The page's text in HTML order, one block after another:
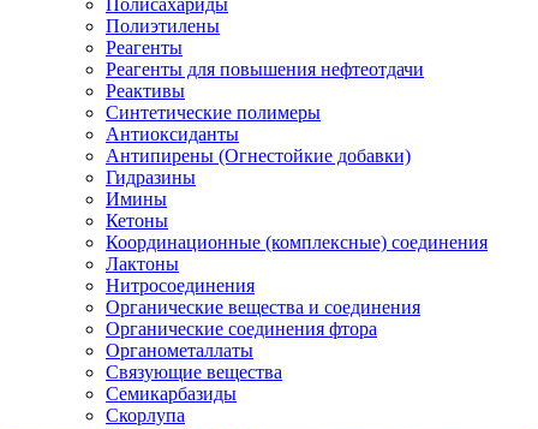
Полисахариды
Полиэтилены
Реагенты
Реагенты для повышения нефтеотдачи
Реактивы
Синтетические полимеры
Антиоксиданты
Антипирены (Огнестойкие добавки)
Гидразины
Имины
Кетоны
Координационные (комплексные) соединения
Лактоны
Нитросоединения
Органические вещества и соединения
Органические соединения фтора
Органометаллаты
Связующие вещества
Семикарбазиды
Скорлупа